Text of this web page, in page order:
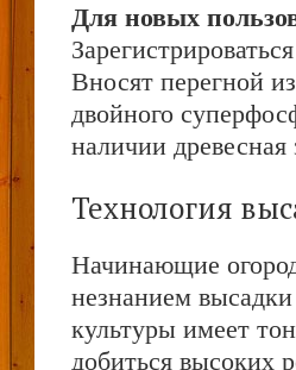
Для новых
Вносят перегной
двойного
наличии
Технология
Начинающие
незнанием
культуры имеет
добиться высоких